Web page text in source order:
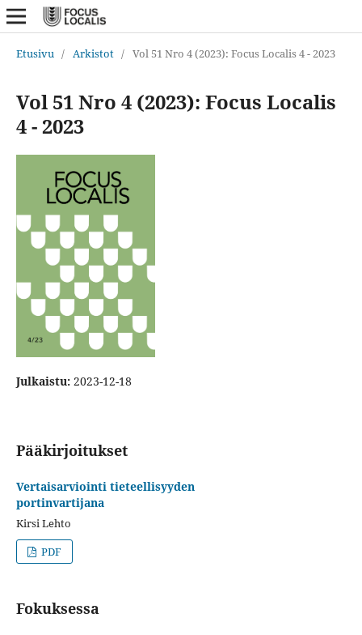
Etusivu / Arkistot / Vol 51 Nro 4 (2023): Focus Localis 4 - 2023
Vol 51 Nro 4 (2023): Focus Localis
4 - 2023
Julkaistu: 2023-12-18
Pääkirjoitukset
Vertaisarviointi tieteellisyyden
portinvartijana
Kirsi Lehto
PDF
Fokuksessa